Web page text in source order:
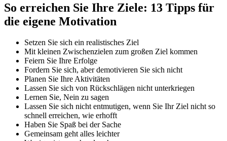
So erreichen Sie Ihre Ziele: 13 Tipps für
die eigene Motivation
Setzen Sie sich ein realistisches Ziel
Mit kleinen Zwischenzielen zum großen Ziel kommen
Feiern Sie Ihre Erfolge
Fordern Sie sich, aber demotivieren Sie sich nicht
Planen Sie Ihre Aktivitäten
Lassen Sie sich von Rückschlägen nicht unterkriegen
Lernen Sie, Nein zu sagen
Lassen Sie sich nicht entmutigen, wenn Sie Ihr Ziel nicht so
schnell erreichen, wie erhofft
Haben Sie Spaß bei der Sache
Gemeinsam geht alles leichter